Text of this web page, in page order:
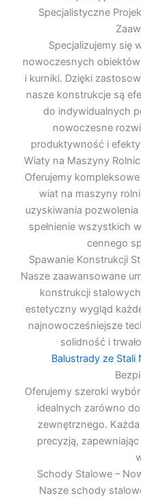
Specjalistyczne
Specjalizujemy się
nowoczesnych
i kurniki. Dzięki
nasze konstrukcje są
do indywidualnych
nowoczesne
produktywność i
Wiaty na Maszyny
Oferujemy
wiat na maszyny
uzyskiwania
spełnienie wszystkich
cennego
Spawanie Konstrukcji
Nasze zaawansowane
konstrukcji
estetyczny wygląd
najnowocześniejsze
solidność i
Balustrady ze Stali
Oferujemy szeroki
idealnych zarówno
zewnętrznego.
precyzją,
Schody Stalowe –
Nasze schody